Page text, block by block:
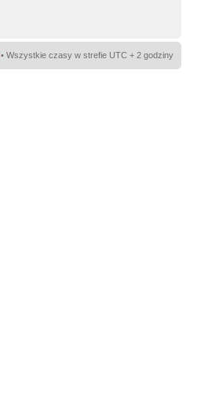
• Wszystkie czasy w strefie UTC + 2 godziny